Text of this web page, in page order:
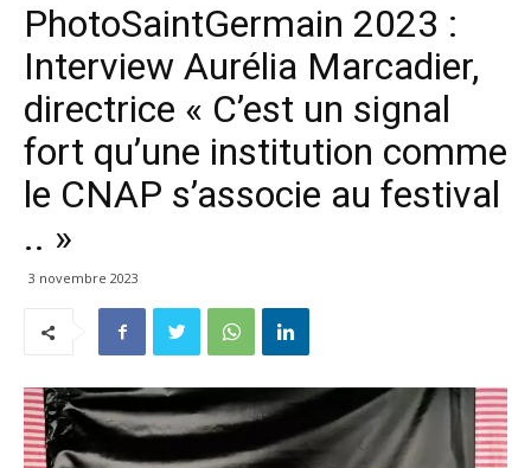
PhotoSaintGermain 2023 :
Interview Aurélia Marcadier,
directrice « C’est un signal
fort qu’une institution comme
le CNAP s’associe au festival
.. »
3 novembre 2023